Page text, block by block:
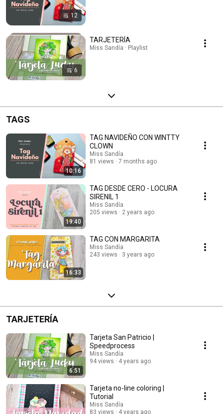
12
6
TARJETERÍA
Miss Sandía · Playlist
TAGS
10:16
TAG NAVIDEÑO CON WINTTY
CLOWN
Miss Sandía
81 views
7 months ago
19:40
TAG DESDE CERO - LOCURA
SIRENIL 1
Miss Sandía
205 views
2 years ago
16:33
TAG CON MARGARITA
Miss Sandía
243 views
3 years ago
TARJETERÍA
6:51
Tarjeta San Patricio |
Speedprocess
Miss Sandía
94 views
4 years ago
Tarjeta no-line coloring |
Tutorial
Miss Sandía
83 views
4 years ago